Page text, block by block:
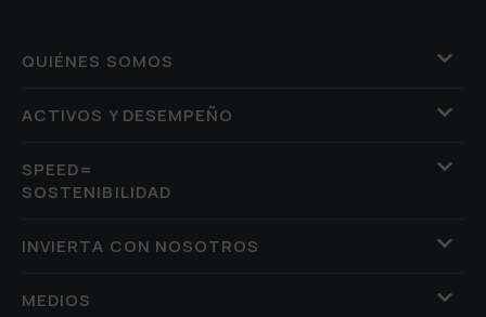
QUIÉNES SOMOS
ACTIVOS Y DESEMPEÑO
SPEED=
SOSTENIBILIDAD
INVIERTA CON NOSOTROS
MEDIOS